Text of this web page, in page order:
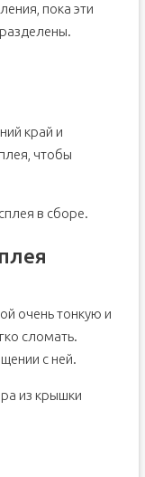
пока эти
край и
чтобы
в сборе.
очень тонкую и
сломать.
с ней.
из крышки